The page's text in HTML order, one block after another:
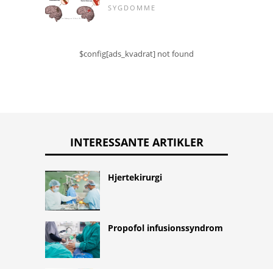
SYGDOMME
$config[ads_kvadrat] not found
INTERESSANTE ARTIKLER
Hjertekirurgi
Propofol infusionssyndrom